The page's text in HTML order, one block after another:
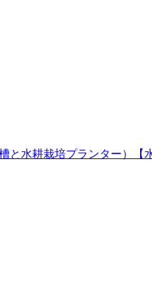
と水耕栽培プランター）【